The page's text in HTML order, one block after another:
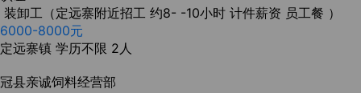
装卸工（定远寨附近招工 约8- -10小时 计件薪资 员工餐 ）
6000-8000元
定远寨镇 学历不限 2人
冠县亲诚饲料经营部